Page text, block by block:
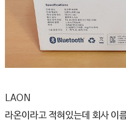
LAON
라온이라고 적혀있는데 회사 이